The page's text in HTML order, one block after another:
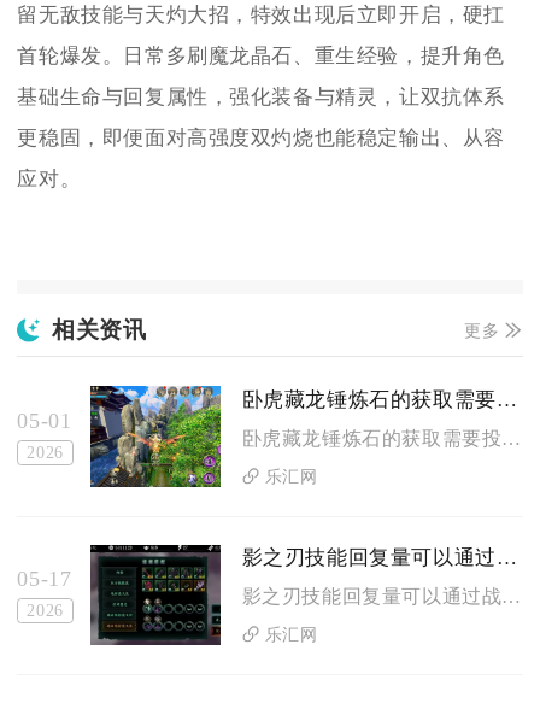
留无敌技能与天灼大招，特效出现后立即开启，硬扛
首轮爆发。日常多刷魔龙晶石、重生经验，提升角色
基础生命与回复属性，强化装备与精灵，让双抗体系
更稳固，即便面对高强度双灼烧也能稳定输出、从容
应对。
相关资讯 更多
05-01
2026
卧虎藏龙锤炼石的获取需要花费多少努力
卧虎藏龙锤炼石的获取需要投入大量时间与精力，需通过日常任务、...
乐汇网
05-17
2026
影之刃技能回复量可以通过战斗策略优化吗
影之刃技能回复量可以通过战斗策略优化，合理规划技能循环、杀意...
乐汇网